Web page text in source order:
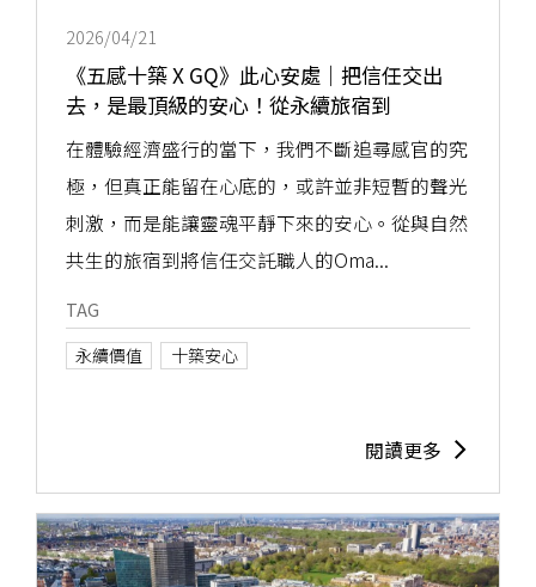
2026/04/21
《五感十築 X GQ》此心安處｜把信任交出
去，是最頂級的安心！從永續旅宿到
Omakase料理，感受體驗的究極
在體驗經濟盛行的當下，我們不斷追尋感官的究
極，但真正能留在心底的，或許並非短暫的聲光
刺激，而是能讓靈魂平靜下來的安心。從與自然
共生的旅宿到將信任交託職人的Oma...
TAG
永續價值
十築安心
閱讀更多